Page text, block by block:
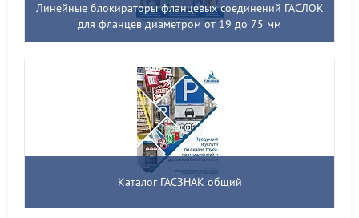
Линейные блокираторы фланцевых соединений ГАСЛОК
для фланцев диаметром от 19 до 75 мм
Каталог ГАСЗНАК общий